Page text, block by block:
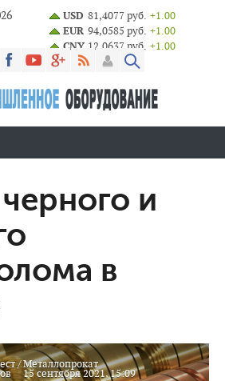
USD 81,4077 руб. +1.00
EUR 94,0585 руб. +1.00
CNY 12,0637 руб. +1.00
и
в
/Металлопрокат
15 сентября 2021, 15:09